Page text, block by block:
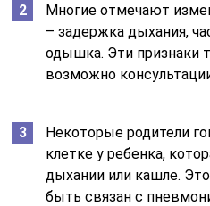
Многие отмечают
– задержка дыхания,
одышка. Эти признаки
возможно
Некоторые родители
клетке у ребенка,
дыхании или кашле.
быть связан с